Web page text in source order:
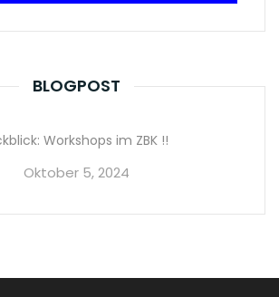
BLOGPOST
Workshops im ZBK !!
Oktober 5, 2024